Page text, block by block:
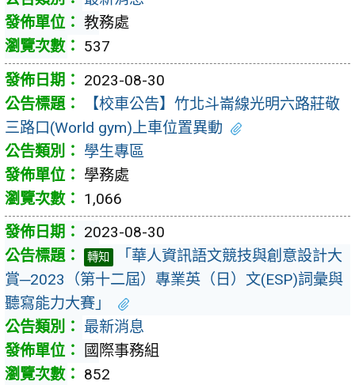
教務處
537
2023-08-30
【校車公告】竹北斗崙線光明六路莊敬
三路口(World gym)上車位置異動
學生專區
學務處
1,066
2023-08-30
轉知
「華人資訊語文競技與創意設計大
賞─2023（第十二屆）專業英（日）文(ESP)詞彙與
聽寫能力大賽」
最新消息
國際事務組
852